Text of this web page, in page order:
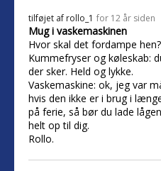
tilføjet af rollo_1 for 12 år siden
Mug i vaskemaskinen
Hvor skal det fordampe hen?
Kummefryser og køleskab:
der sker. Held og lykke.
Vaskemaskine: ok, jeg var
hvis den ikke er i brug i
på ferie, så bør du lade
helt op til dig.
Rollo.